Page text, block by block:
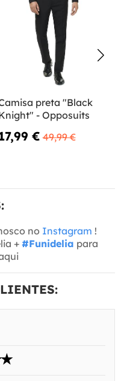
preta "Black
- Opposuits
€ 49,99 €
no Instagram !
+ #Funidelia para